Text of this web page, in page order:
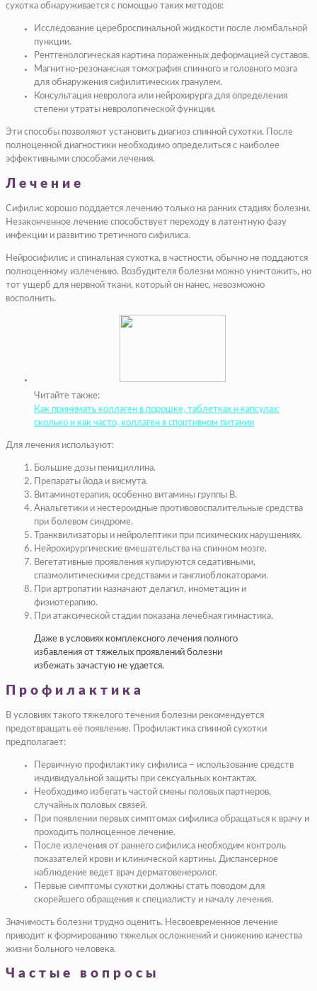
сухотка обнаруживается с помощью таких методов:
Исследование цереброспинальной жидкости после люмбальной
пункции.
Рентгенологическая картина пораженных деформацией суставов.
Магнитно-резонансная томография спинного и головного мозга
для обнаружения сифилитических гранулем.
Консультация невролога или нейрохирурга для определения
степени утраты неврологической функции.
Эти способы позволяют установить диагноз спинной сухотки. После
полноценной диагностики необходимо определиться с наиболее
эффективными способами лечения.
Лечение
Сифилис хорошо поддается лечению только на ранних стадиях болезни.
Незаконченное лечение способствует переходу в латентную фазу
инфекции и развитию третичного сифилиса.
Нейросифилис и спинальная сухотка, в частности, обычно не поддаются
полноценному излечению. Возбудителя болезни можно уничтожить, но
тот ущерб для нервной ткани, который он нанес, невозможно
восполнить.
Читайте также:
Как принимать коллаген в порошке, таблетках и капсулах:
сколько и как часто, коллаген в спортивном питании
Для лечения используют:
Большие дозы пенициллина.
Препараты йода и висмута.
Витаминотерапия, особенно витамины группы B.
Анальгетики и нестероидные противовоспалительные средства
при болевом синдроме.
Транквилизаторы и нейролептики при психических нарушениях.
Нейрохирургические вмешательства на спинном мозге.
Вегетативные проявления купируются седативными,
спазмолитическими средствами и ганглиоблокаторами.
При артропатии назначают делагил, инометацин и
физиотерапию.
При атаксической стадии показана лечебная гимнастика.
Даже в условиях комплексного лечения полного
избавления от тяжелых проявлений болезни
избежать зачастую не удается.
Профилактика
В условиях такого тяжелого течения болезни рекомендуется
предотвращать её появление. Профилактика спинной сухотки
предполагает:
Первичную профилактику сифилиса – использование средств
индивидуальной защиты при сексуальных контактах.
Необходимо избегать частой смены половых партнеров,
случайных половых связей.
При появлении первых симптомах сифилиса обращаться к врачу и
проходить полноценное лечение.
После излечения от раннего сифилиса необходим контроль
показателей крови и клинической картины. Диспансерное
наблюдение ведет врач дерматовенеролог.
Первые симптомы сухотки должны стать поводом для
скорейшего обращения к специалисту и началу лечения.
Значимость болезни трудно оценить. Несвоевременное лечение
приводит к формированию тяжелых осложнений и снижению качества
жизни больного человека.
Частые вопросы